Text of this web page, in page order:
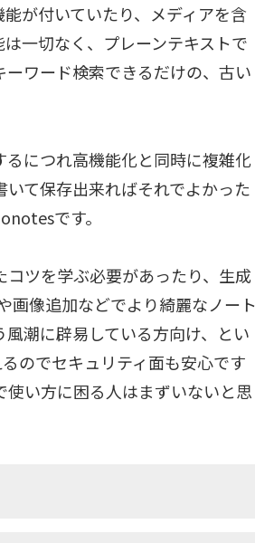
が付いていたり、メディアを含
一切なく、プレーンテキストで
ワード検索できるだけの、古い
につれ高機能化と同時に複雑化
て保存出来ればそれでよかった
です。
ツを学ぶ必要があったり、生成
画像追加などでより綺麗なノート
潮に辟易している方向け、とい
のでセキュリティ面も安心です
い方に困る人はまずいないと思